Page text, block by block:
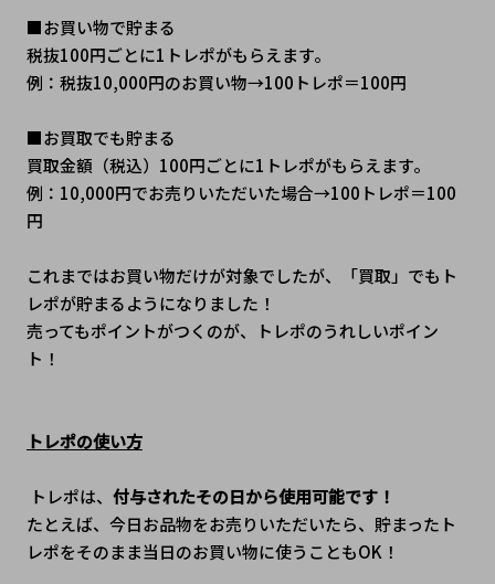
■お買い物で貯まる
税抜100円ごとに1トレポがもらえます。
例：税抜10,000円のお買い物→100トレポ＝100円
■お買取でも貯まる
買取金額（税込）100円ごとに1トレポがもらえます。
例：10,000円でお売りいただいた場合→100トレポ＝100
円
これまではお買い物だけが対象でしたが、「買取」でもト
レポが貯まるようになりました！
売ってもポイントがつくのが、トレポのうれしいポイン
ト！
トレポの使い方
トレポは、 付与されたその日から使用可能です！
たとえば、今日お品物をお売りいただいたら、貯まったト
レポをそのまま当日のお買い物に使うこともOK！